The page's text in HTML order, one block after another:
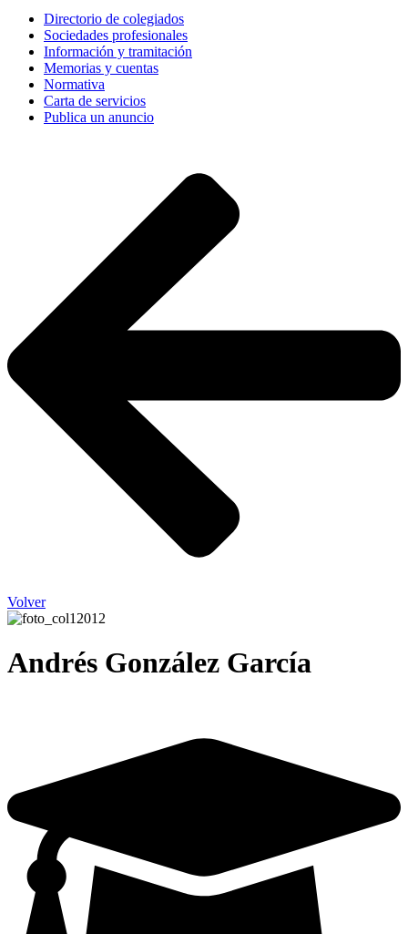
Directorio de colegiados
Sociedades profesionales
Información y tramitación
Memorias y cuentas
Normativa
Carta de servicios
Publica un anuncio
Volver
Andrés González García